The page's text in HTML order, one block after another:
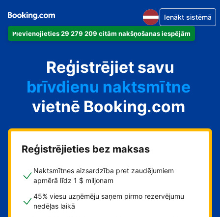
Pievienojieties 29 279 209 citām nakšņošanas iespējām
Ienākt sistēmā
Reģistrējiet savu
dzīvokli
viesnīcu
brīvdienu naktsmītne
viesu namu
pansiju
vietnē Booking.com
Reģistrējieties bez maksas
Naktsmītnes aizsardzība pret zaudējumiem
apmērā līdz 1 $ miljonam
45% viesu uzņēmēju saņem pirmo rezervējumu
nedēļas laikā